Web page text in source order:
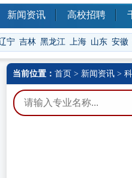
新闻资讯 高校招聘
宁 吉林 黑龙江 上海 山东 安徽
当前位置： 首页 > 新闻资讯 >